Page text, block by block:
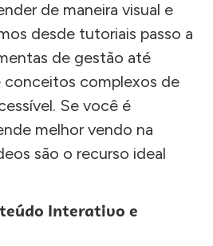
de maneira visual e
desde tutoriais passo a
de gestão até
conceitos complexos de
Se você é
melhor vendo na
são o recurso ideal
Interativo e